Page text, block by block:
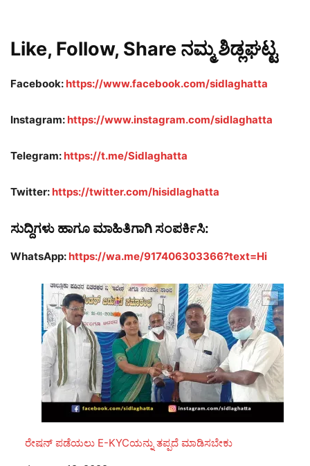
Like, Follow, Share ನಮ್ಮ ಶಿಡ್ಲಘಟ್ಟ
Facebook: https://www.facebook.com/sidlaghatta
Instagram: https://www.instagram.com/sidlaghatta
Telegram: https://t.me/Sidlaghatta
Twitter: https://twitter.com/hisidlaghatta
ಸುದ್ದಿಗಳು ಹಾಗೂ ಮಾಹಿತಿಗಾಗಿ ಸಂಪರ್ಕಿಸಿ:
WhatsApp: https://wa.me/917406303366?text=Hi
ರೇಷನ್ ಪಡೆಯಲು E-KYCಯನ್ನು ತಪ್ಪದೆ ಮಾಡಿಸಬೇಕು